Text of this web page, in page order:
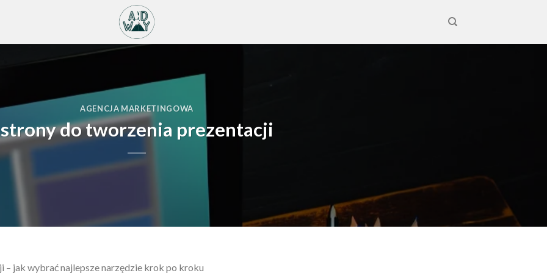
AGENCJA MARKETINGOWA
strony do tworzenia prezentacji
– jak wybrać najlepsze narzędzie krok po kroku